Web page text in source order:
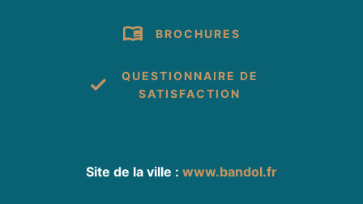
BROCHURES
QUESTIONNAIRE DE
SATISFACTION
Site de la ville : www.bandol.fr